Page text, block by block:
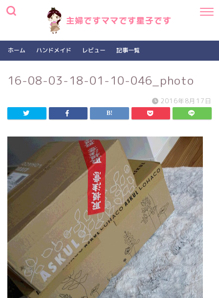
ホーム ハンドメイド レビュー 記事一覧
16-08-03-18-01-10-046_photo
2016年8月17日